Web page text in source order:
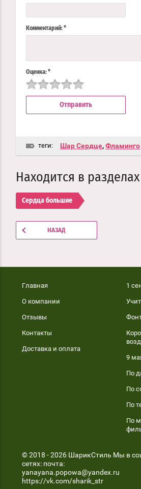
Комментарий:*
Оценка:*
теги: Шар Сердце,Фламинго
Находится в разделах
Сердца большие
НАЗАД
Главная
О компании
Отзывы
Контакты
Доставка и оплата
1
9
По
По
По
По
© 2018 - 2026 ШарикСтиль Мы в
сетях: почта:
yanayana.popowa@yandex.ru
https://vk.com/sharik_str